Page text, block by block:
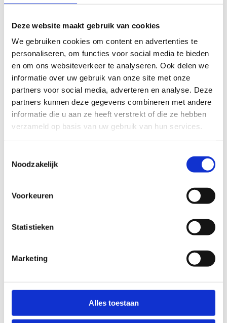
Deze website maakt gebruik van cookies
We gebruiken cookies om content en advertenties te
personaliseren, om functies voor social media te bieden
en om ons websiteverkeer te analyseren. Ook delen we
informatie over uw gebruik van onze site met onze
partners voor social media, adverteren en analyse. Deze
partners kunnen deze gegevens combineren met andere
informatie die u aan ze heeft verstrekt of die ze hebben
verzameld op basis van uw gebruik van hun services.
Noodzakelijk
Voorkeuren
Statistieken
Marketing
Alles toestaan
bij ons is alles mogelijk.
Aarzel niet en stuur ons direct een e-mail om je
reservering aan te vragen. We kijken ernaar uit
om jouw sportieve ambities te ondersteunen in
onze sporthal!
Bekijk de tarieven